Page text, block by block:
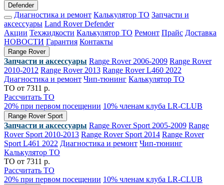
Defender
Диагностика и ремонт Калькулятор ТО Запчасти и
аксессуары Land Rover Defender
Акции Техжидкости Калькулятор ТО Ремонт Прайс Доставка
НОВОСТИ Гарантия Контакты
Range Rover
Запчасти и аксессуары Range Rover 2006-2009 Range Rover
2010-2012 Range Rover 2013 Range Rover L460 2022
Диагностика и ремонт Чип-тюнинг Калькулятор ТО
ТО от 7311 р.
Рассчитать ТО
20% при первом посещении 10% членам клуба LR-CLUB
Range Rover Sport
Запчасти и аксессуары Range Rover Sport 2005-2009 Range
Rover Sport 2010-2013 Range Rover Sport 2014 Range Rover
Sport L461 2022 Диагностика и ремонт Чип-тюнинг
Калькулятор ТО
ТО от 7311 р.
Рассчитать ТО
20% при первом посещении 10% членам клуба LR-CLUB